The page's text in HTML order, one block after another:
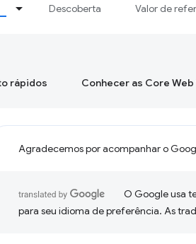
Descoberta Valor de
rápidos Conhecer as Core Web
Agradecemos por acompanhar o
O Google usa
para seu idioma de preferência. As